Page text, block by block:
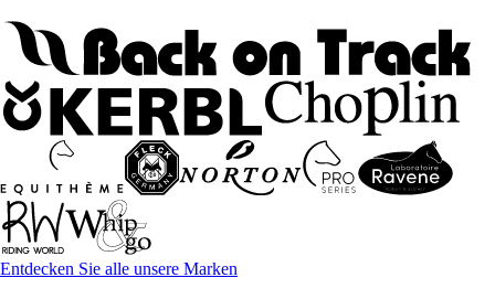
Entdecken Sie alle unsere Marken